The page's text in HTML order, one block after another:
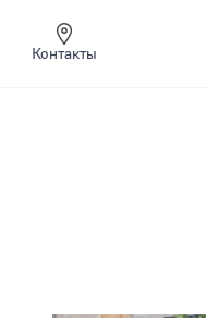
Контакты